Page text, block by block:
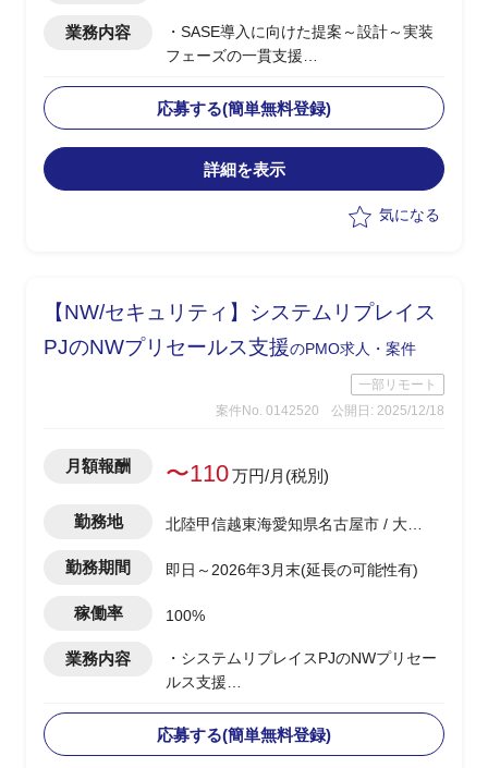
業務内容
・SASE導入に向けた提案～設計～実装
フェーズの一貫支援
ション設計の実施
・セールスエンジニアとしての技術説明
および提案資料作成
・複数案件における要件整理およびアー
・グローバル展開案件における構想整理
応募する(簡単無料登録)
詳細を表示
気になる
【NW/セキュリティ】システムリプレイス
PJのNWプリセールス支援のPMO求人・案件
一部リモート
案件No. 0142520
公開日: 2025/12/18
月額報酬 〜110万円/月(税別)
勤務地
北陸甲信越東海愛知県名古屋市 / 大阪
勤務期間 即日～2026年3月末(延長の可能性有)
稼働率 100%
業務内容
・システムリプレイスPJのNWプリセー
ルス支援
・顧客システムのリプレイスに伴い、
NW領域における提案活動を実施(例：セ
応募する(簡単無料登録)